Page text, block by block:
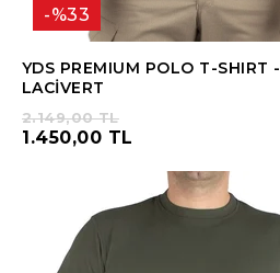
YDS PREMIUM POLO T-SHIRT -
LACİVERT
%33
1.450,00 TL
2.149,00 TL